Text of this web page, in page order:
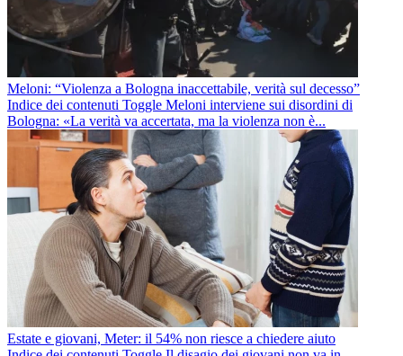
Meloni: “Violenza a Bologna inaccettabile, verità sul decesso”
Indice dei contenuti Toggle Meloni interviene sui disordini di
Bologna: «La verità va accertata, ma la violenza non è...
Estate e giovani, Meter: il 54% non riesce a chiedere aiuto